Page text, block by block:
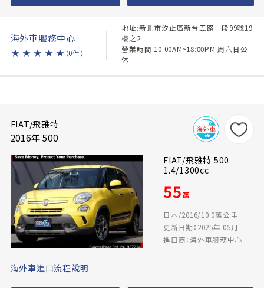
海外車服務中心
★ ★ ★ ★ ★ （0件）
地址:新北市汐止區新台五路一段99號19
樓之2
營業時間:10:00AM~18:00PM 周六日公
休
FIAT/飛雅特
2016年 500
FIAT/飛雅特 500
1.4/1300cc
55萬
日本/2016/10.0萬公里
更新日期：2025年 05月
進口商：海外車服務中心
海外車進口流程說明